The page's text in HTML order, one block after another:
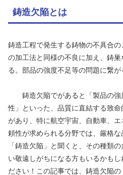
鋳造欠陥とは
鋳造工程で発生する鋳物の不具合
の加工法と同様の不良に加え、鋳
る。部品の強度不足等の問題に繋が
鋳造欠陥でがあると「製品の強
性」といった、品質に直結する致
があり、特に航空宇宙、自動車、
頼性が求められる分野では、厳格な
「鋳造欠陥」と聞くと、その種類
い敬遠しがちになる方もいるかも
ださい！この記事では、鋳造欠陥の